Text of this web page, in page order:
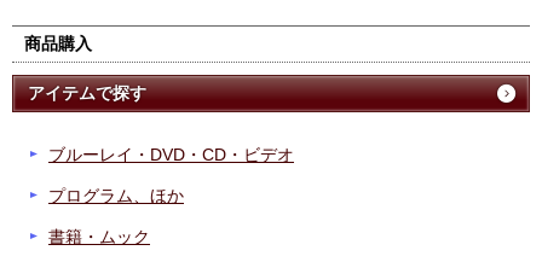
商品購入
アイテムで探す
ブルーレイ・DVD・CD・ビデオ
プログラム、ほか
書籍・ムック